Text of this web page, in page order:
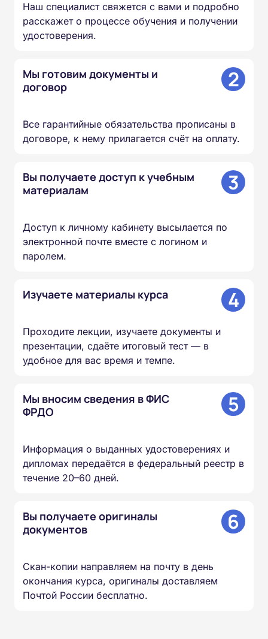
Наш специалист свяжется с вами и подробно
расскажет о процессе обучения и получении
удостоверения.
Мы готовим документы и
договор
2
Все гарантийные обязательства прописаны в
договоре, к нему прилагается счёт на оплату.
Вы получаете доступ к учебным
материалам
3
Доступ к личному кабинету высылается по
электронной почте вместе с логином и
паролем.
Изучаете материалы курса 4
Проходите лекции, изучаете документы и
презентации, сдаёте итоговый тест — в
удобное для вас время и темпе.
Мы вносим сведения в ФИС
ФРДО
5
Информация о выданных удостоверениях и
дипломах передаётся в федеральный реестр в
течение 20–60 дней.
Вы получаете оригиналы
документов
6
Скан-копии направляем на почту в день
окончания курса, оригиналы доставляем
Почтой России бесплатно.